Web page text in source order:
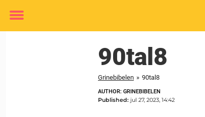
Toggle
90tal8
Grinebibelen » 90tal8
AUTHOR: GRINEBIBELEN
Published: jul 27, 2023, 14:42